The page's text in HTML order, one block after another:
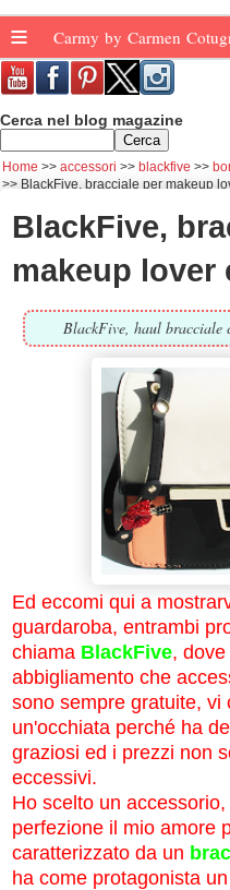
≡ Carmy by Carmen
Cerca nel blog magazine
Home accessori blackfive
BlackFive, bracciale per makeup
BlackFive,
makeup lover
BlackFive, haul bracciale
Ed eccomi qui a
guardaroba, entrambi
chiama BlackFive,
abbigliamento che
sono sempre gratuite, vi
un'occhiata perché ha
graziosi ed i prezzi non
eccessivi.
Ho scelto un
perfezione il mio amore
caratterizzato da un
ha come protagonista un